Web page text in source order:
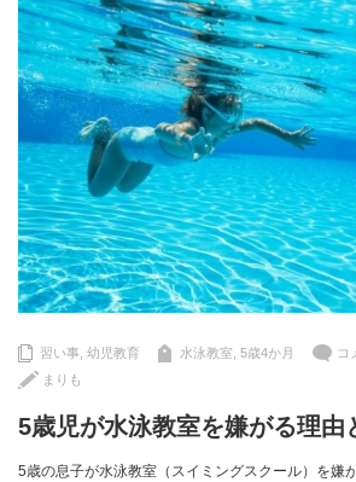
習い事, 幼児教育 水泳教室, 5歳4か月
コ
まりも
5歳児が水泳教室を嫌がる理由
5歳の息子が水泳教室（スイミングスクール）を嫌